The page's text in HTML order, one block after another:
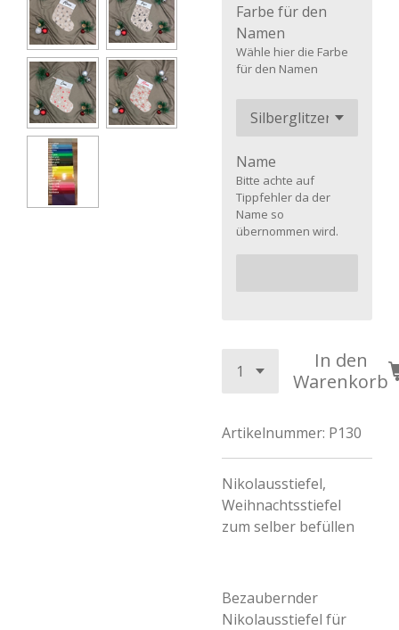
Farbe für den
Namen
Wähle hier die Farbe
für den Namen
Name
Bitte achte auf
Tippfehler da der
Name so
übernommen wird.
In den
Warenkorb
Artikelnummer: P130
Nikolausstiefel,
Weihnachtsstiefel
zum selber befüllen
Bezaubernder
Nikolausstiefel für